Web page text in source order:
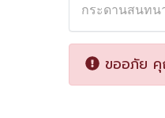
กระดานสนทน
ขออภัย คุ